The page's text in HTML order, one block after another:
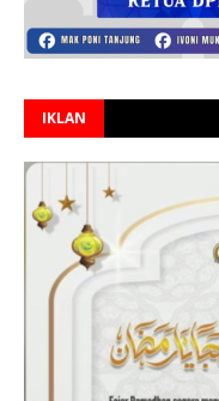
IKLAN